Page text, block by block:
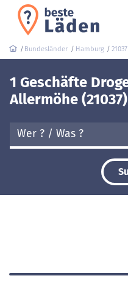
Bundesländer Hamburg
1 Geschäfte
Allermöhe (21037)